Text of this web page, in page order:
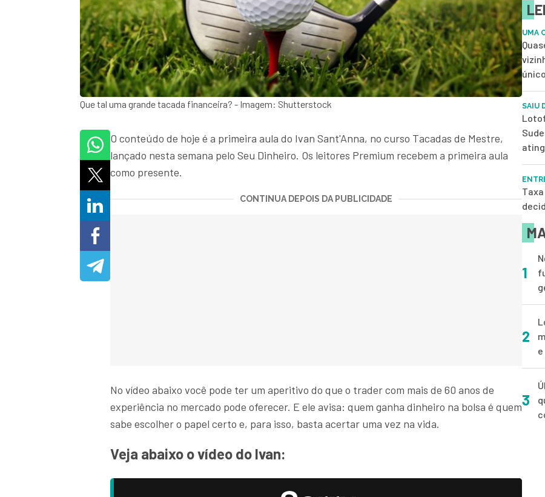
Que tal uma grande tacada financeira? - Imagem: Shutterstock
O conteúdo de hoje é a primeira aula do Ivan Sant'Anna, no curso Tacadas de Mestre,
lançado nesta semana pelo Seu Dinheiro. Os leitores Premium recebem a primeira aula
como presente.
CONTINUA DEPOIS DA PUBLICIDADE
No vídeo abaixo você pode ter um aperitivo do que o trader com mais de 60 anos de
experiência no mercado pode oferecer. E ele avisa: quem ganha dinheiro na bolsa é quem
sabe escolher o papel certo e, para isso, basta acertar uma vez na vida.
Veja abaixo o vídeo do Ivan:
UMA
SAIU
1
2
3